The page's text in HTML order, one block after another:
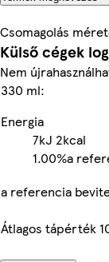
Csomagolás
Külső cégek
Nem
330 ml:
Energia
7kJ 2kcal
1.00%a
a referencia
Átlagos tápérték